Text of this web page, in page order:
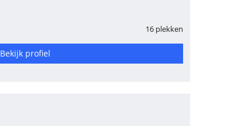
16 plekken
Bekijk profiel